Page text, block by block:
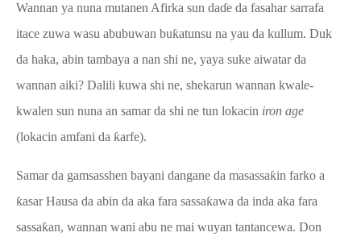
Wannan ya nuna mutanen Afirka sun daɗe da fasahar sarrafa
itace zuwa wasu abubuwan buƙatunsu na yau da kullum. Duk
da haka, abin tambaya a nan shi ne, yaya suke aiwatar da
wannan aiki? Dalili kuwa shi ne, shekarun wannan kwale-
kwalen sun nuna an samar da shi ne tun lokacin iron age
(lokacin amfani da ƙarfe).
Samar da gamsasshen bayani dangane da masassaƙin farko a
ƙasar Hausa da abin da aka fara sassaƙawa da inda aka fara
sassaƙan, wannan wani abu ne mai wuyan tantancewa. Don